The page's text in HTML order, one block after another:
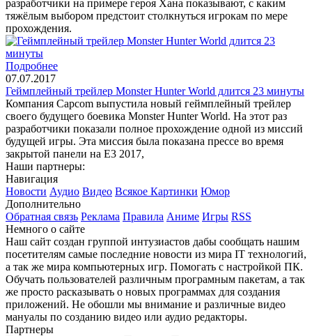
разработчики на примере героя Хана показывают, с каким
тяжёлым выбором предстоит столкнуться игрокам по мере
прохождения.
Подробнее
07.07.2017
Геймплейный трейлер Monster Hunter World длится 23 минуты
Компания Capcom выпустила новый геймплейный трейлер
своего будущего боевика Monster Hunter World. На этот раз
разработчики показали полное прохождение одной из миссий
будущей игры. Эта миссия была показана прессе во время
закрытой панели на Е3 2017,
Наши партнеры:
Навигация
Новости Аудио Видео Всякое Картинки Юмор
Дополнительно
Обратная связь Реклама Правила Аниме Игры RSS
Немного о сайте
Наш сайт создан группой интузиастов дабы сообщать нашим
посетителям самые последние новости из мира IT технологий,
а так же мира компьютерных игр. Помогать с настройкой ПК.
Обучать пользователей различным програмным пакетам, а так
же просто расказывать о новых программах для создания
приложений. Не обошли мы внимание и различные видео
мануалы по созданию видео или аудио редакторы.
Партнеры